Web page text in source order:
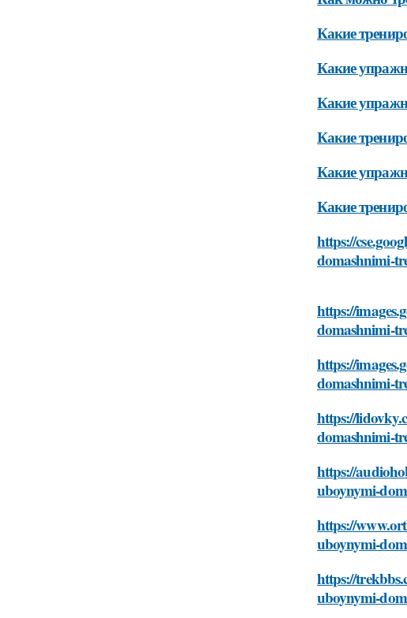
Какие
Какие
Какие
Какие
Какие
Какие
https://
domashnimi-
https://
domashnimi-
https://
domashnimi-
https://
domashnimi-
https://
uboynymi-
https://
uboynymi-
https://
uboynymi-